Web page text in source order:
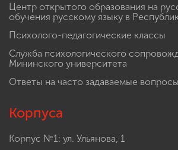
Центр открытого образования на
обучения русскому языку в
Психолого-педагогические классы
Служба психологического
Мининского университета
Ответы на часто задаваемые вопросы
Корпуса
Корпус №1: ул. Ульянова, 1